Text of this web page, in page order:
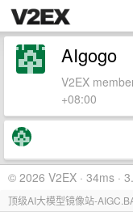
AIgogo
V2EX
+08:00
© 2026 V2EX · 34ms ·
顶级AI大模型镜像站-